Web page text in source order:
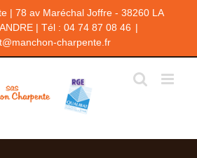
| 78 av Maréchal Joffre - 38260 LA
| Tél : 04 74 87 08 46 |
charpente.fr